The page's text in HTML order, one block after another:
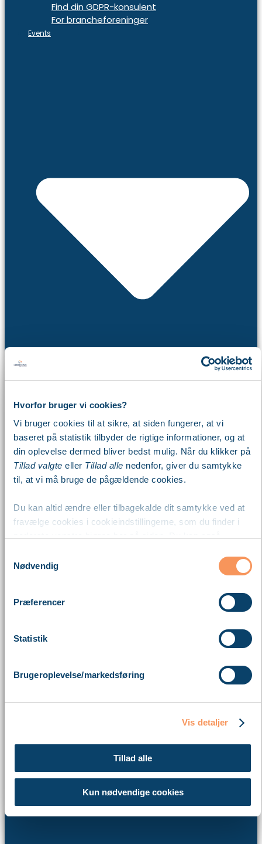
Hvorfor bruger vi cookies?
Vi bruger cookies til at sikre, at siden fungerer, at vi
baseret på statistik tilbyder de rigtige informationer, og at
din oplevelse dermed bliver bedst mulig. Når du klikker på
Tillad valgte eller Tillad alle nedenfor, giver du samtykke
til, at vi må bruge de pågældende cookies.
Du kan altid ændre eller tilbagekalde dit samtykke ved at
fravælge cookies i cookieindstillingerne, som du finder i
Læs mere om vores brug af cookies nedenfor – og om
Nødvendig
Præferencer
Statistik
Brugeroplevelse/markedsføring
Vis detaljer
Tillad alle
Kun nødvendige cookies
Find din GDPR-konsulent
For brancheforeninger
Events
Webinar
Workshop
Arbejdsdag
Kalender
Viden